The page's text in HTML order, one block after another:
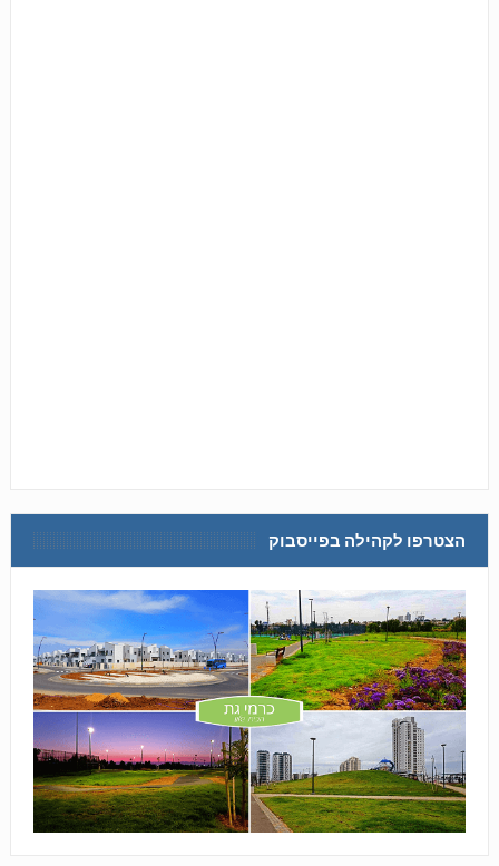
הצטרפו לקהילה בפייסבוק